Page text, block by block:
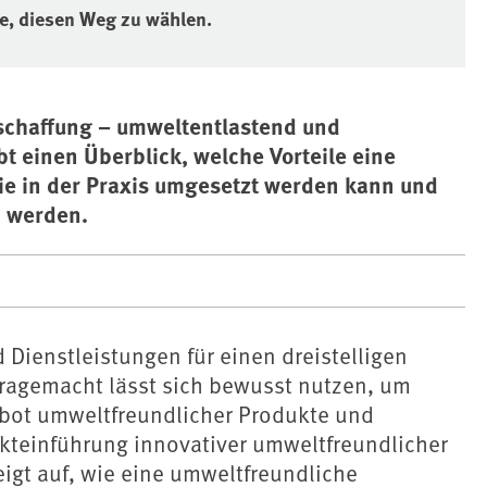
diesen Weg zu wählen.
– umweltentlastend und
einen Überblick, welche Vorteile eine
in der Praxis umgesetzt werden kann und
für einen dreistelligen
lässt sich bewusst nutzen, um
umweltfreundlicher Produkte und
innovativer umweltfreundlicher
auf, wie eine umweltfreundliche